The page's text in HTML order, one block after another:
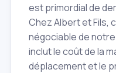
est primordial de
Chez Albert et Fils,
négociable de
inclut le coût de la
déplacement et le